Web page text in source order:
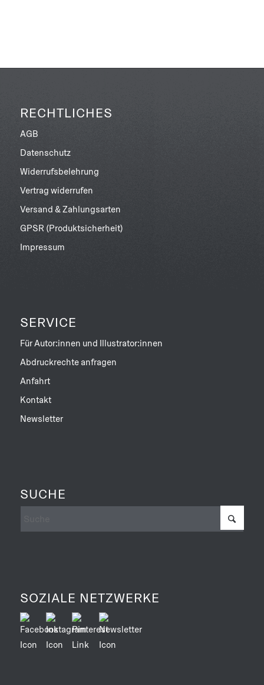
RECHTLICHES
AGB
Datenschutz
Widerrufsbelehrung
Vertrag widerrufen
Versand & Zahlungsarten
GPSR (Produktsicherheit)
Impressum
SERVICE
Für Autor:innen und Illustrator:innen
Abdruckrechte anfragen
Anfahrt
Kontakt
Newsletter
SUCHE
SOZIALE NETZWERKE